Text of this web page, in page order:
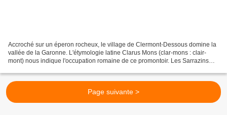
Accroché sur un éperon rocheux, le village de Clermont-Dessous domine la
vallée de la Garonne. L'étymologie latine Clarus Mons (clar-mons : clair-
mont) nous indique l'occupation romaine de ce promontoir. Les Sarrazins
Page suivante >